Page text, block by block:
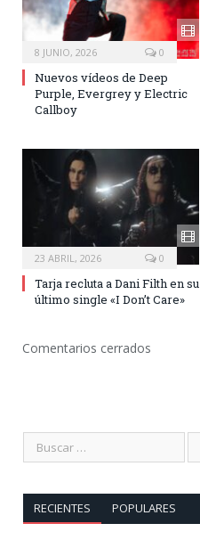
8 JUNIO, 2026 0
Nuevos vídeos de Deep
Purple, Evergrey y Electric
Callboy
23 ABRIL, 2026 0
Tarja recluta a Dani Filth en su
último single «I Don’t Care»
Comentarios cerrados
RECIENTES POPULARES